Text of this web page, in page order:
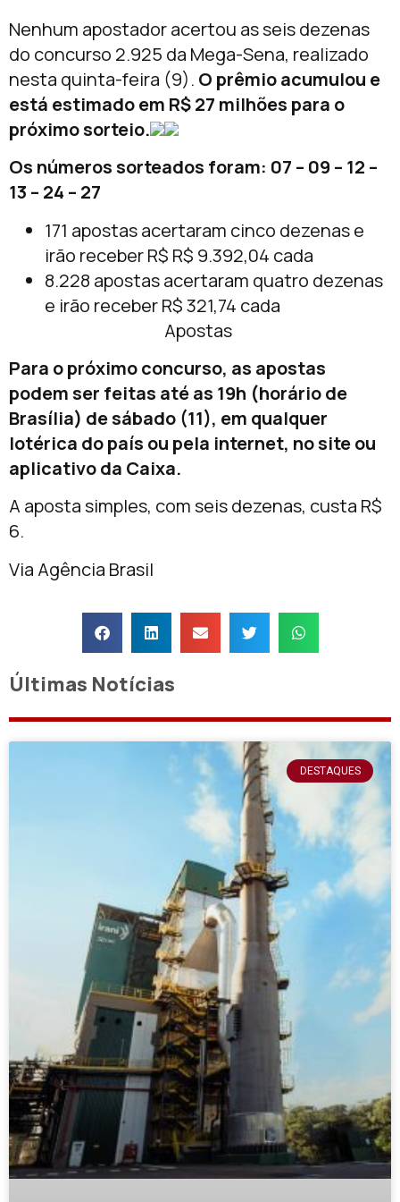
Nenhum apostador acertou as seis dezenas
do concurso 2.925 da Mega-Sena, realizado
nesta quinta-feira (9). O prêmio acumulou e
está estimado em R$ 27 milhões para o
próximo sorteio.
Os números sorteados foram: 07 – 09 – 12 –
13 – 24 – 27
171 apostas acertaram cinco dezenas e
irão receber R$ R$ 9.392,04 cada
8.228 apostas acertaram quatro dezenas
e irão receber R$ 321,74 cada
Apostas
Para o próximo concurso, as apostas
podem ser feitas até as 19h (horário de
Brasília) de sábado (11), em qualquer
lotérica do país ou pela internet, no site ou
aplicativo da Caixa.
A aposta simples, com seis dezenas, custa R$
6.
Via Agência Brasil
Últimas Notícias
DESTAQUES